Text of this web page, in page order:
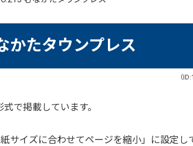
かたタウンプレス
（
で掲載しています。
サイズに合わせてページを縮小」に設定し